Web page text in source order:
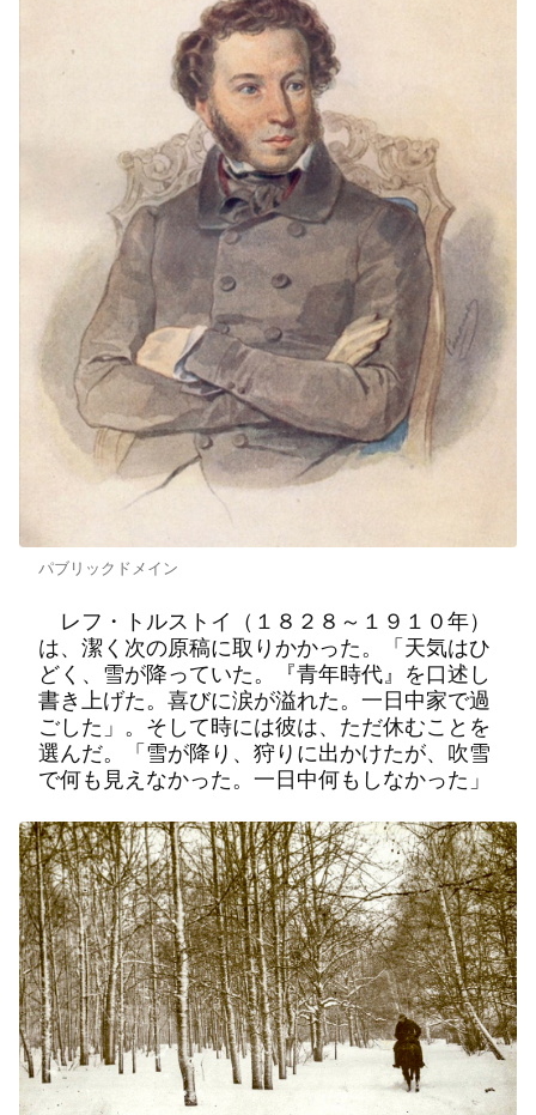
パブリックドメイン
レフ・トルストイ（１８２８～１９１０年）
は、潔く次の原稿に取りかかった。「天気はひ
どく、雪が降っていた。『青年時代』を口述し
書き上げた。喜びに涙が溢れた。一日中家で過
ごした」。そして時には彼は、ただ休むことを
選んだ。「雪が降り、狩りに出かけたが、吹雪
で何も見えなかった。一日中何もしなかった」